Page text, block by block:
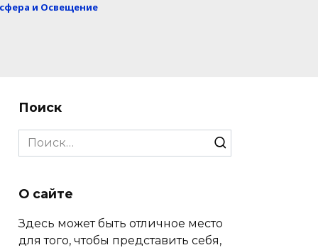
и Освещение
Поиск
Search
for:
О сайте
Здесь может быть отличное место
для того, чтобы представить себя,